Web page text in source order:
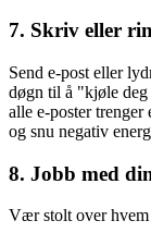
7. Skriv eller
Send e-post eller
døgn til å "kjøle
alle e-poster trenger
og snu negativ
8. Jobb med
Vær stolt over hvem